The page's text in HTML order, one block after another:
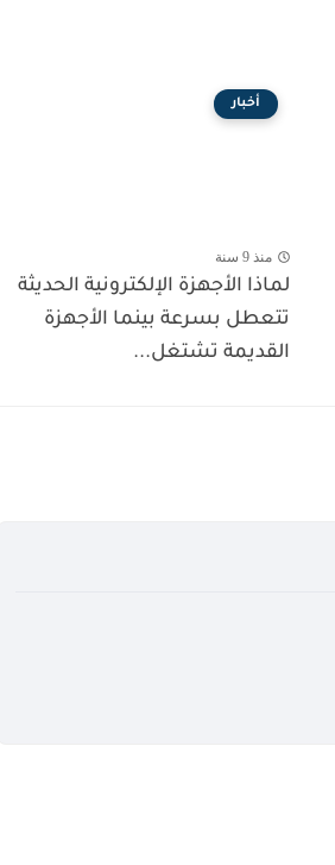
أخبار
منذ 9 سنة
لماذا الأجهزة الإلكترونية الحديثة
تتعطل بسرعة بينما الأجهزة
القديمة تشتغل...